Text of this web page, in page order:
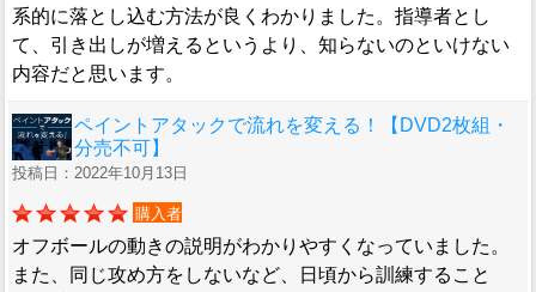
系的に落とし込む方法が良くわかりました。指導者とし
て、引き出しが増えるというより、知らないのといけない
内容だと思います。
ペイントアタックで流れを変える！【DVD2枚組・
分売不可】
投稿日：2022年10月13日
購入者
オフボールの動きの説明がわかりやすくなっていました。
また、同じ攻め方をしないなど、日頃から訓練すること